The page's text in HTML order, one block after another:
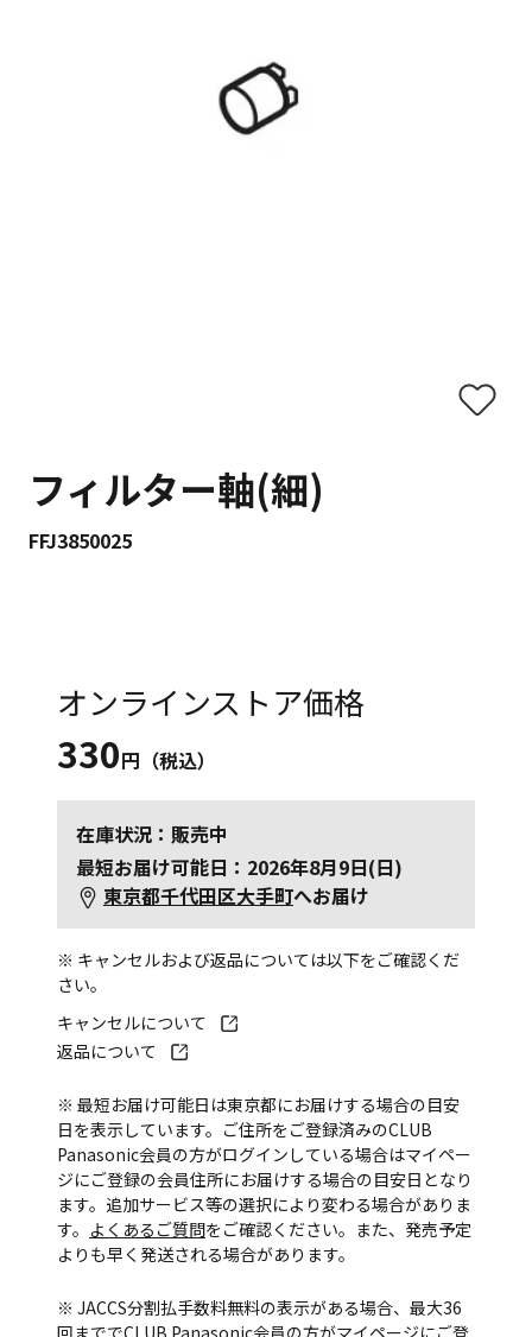
フィルター軸(細)
FFJ3850025
オンラインストア価格
330円（税込）
在庫状況：販売中
最短お届け可能日：2026年8月9日(日)
東京都千代田区大手町へお届け
※ キャンセルおよび返品については以下をご確認くだ
さい。
キャンセルについて
返品について
※ 最短お届け可能日は東京都にお届けする場合の目安
日を表示しています。ご住所をご登録済みのCLUB
Panasonic会員の方がログインしている場合はマイペー
ジにご登録の会員住所にお届けする場合の目安日となり
ます。追加サービス等の選択により変わる場合がありま
す。 よくあるご質問をご確認ください。また、発売予定
よりも早く発送される場合があります。
※ JACCS分割払手数料無料の表示がある場合、最大36
回まででCLUB Panasonic会員の方がマイページにご登